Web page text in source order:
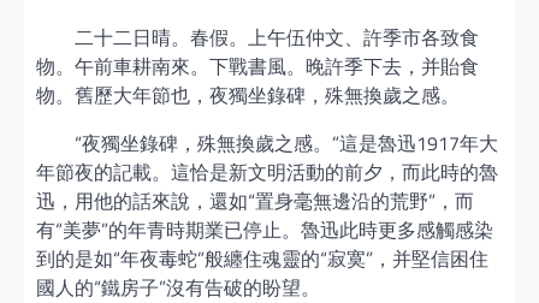
二十二日晴。春假。上午伍仲文、許季市各致食
物。午前車耕南來。下戰書風。晚許季下去，并貽食
物。舊歷大年節也，夜獨坐錄碑，殊無換歲之感。
“夜獨坐錄碑，殊無換歲之感。”這是魯迅1917年大
年節夜的記載。這恰是新文明活動的前夕，而此時的魯
迅，用他的話來說，還如“置身毫無邊沿的荒野”，而
有“美夢”的年青時期業已停止。魯迅此時更多感觸感染
到的是如“年夜毒蛇”般纏住魂靈的“寂寞”，并堅信困住
國人的“鐵房子”沒有告破的盼望。